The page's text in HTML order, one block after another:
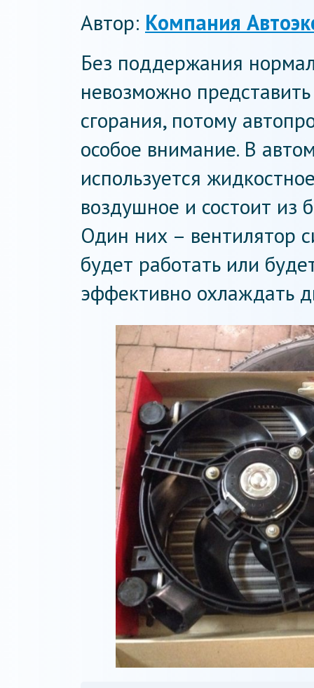
Автор: Компания
Без поддержания
невозможно
сгорания, потому
особое внимание. В
используется
воздушное и состоит из
Один них – вентилятор
будет работать или
эффективно охлаждать